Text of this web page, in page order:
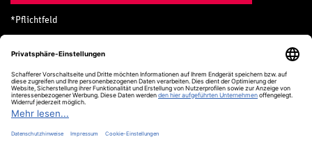
* Pflichtfeld
Hotline
0800 20 70 300 (D)
Kostenlos aus dem deutschen Festnetz
24 Stunden / 365 Tage im Jahr